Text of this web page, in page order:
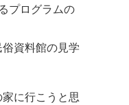
プログラムの
資料館の見学
に行こうと思